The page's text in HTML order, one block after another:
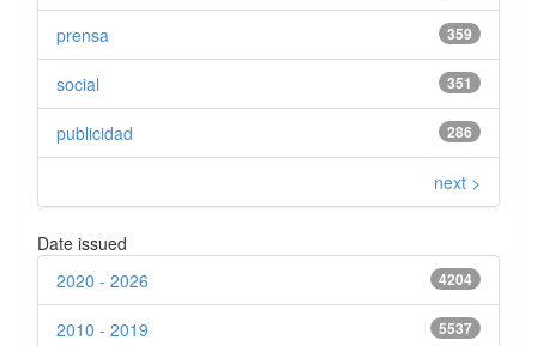
359
prensa
351
social
286
publicidad
next >
Date issued
4204
2020 - 2026
5537
2010 - 2019